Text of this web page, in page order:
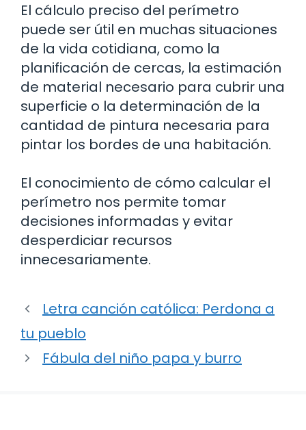
El cálculo preciso del perímetro
puede ser útil en muchas situaciones
de la vida cotidiana, como la
planificación de cercas, la estimación
de material necesario para cubrir una
superficie o la determinación de la
cantidad de pintura necesaria para
pintar los bordes de una habitación.
El conocimiento de cómo calcular el
perímetro nos permite tomar
decisiones informadas y evitar
desperdiciar recursos
innecesariamente.
Letra canción católica: Perdona a
tu pueblo
Fábula del niño papa y burro